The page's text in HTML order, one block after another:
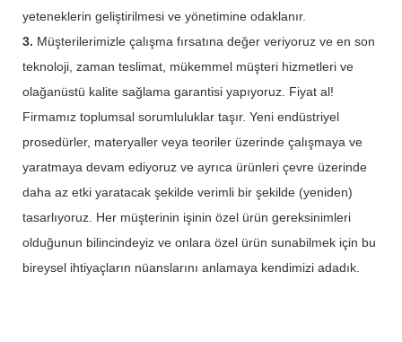
yeteneklerin geliştirilmesi ve yönetimine odaklanır.
3. Müşterilerimizle çalışma fırsatına değer veriyoruz ve en son
teknoloji, zaman teslimat, mükemmel müşteri hizmetleri ve
olağanüstü kalite sağlama garantisi yapıyoruz. Fiyat al!
Firmamız toplumsal sorumluluklar taşır. Yeni endüstriyel
prosedürler, materyaller veya teoriler üzerinde çalışmaya ve
yaratmaya devam ediyoruz ve ayrıca ürünleri çevre üzerinde
daha az etki yaratacak şekilde verimli bir şekilde (yeniden)
tasarlıyoruz. Her müşterinin işinin özel ürün gereksinimleri
olduğunun bilincindeyiz ve onlara özel ürün sunabilmek için bu
bireysel ihtiyaçların nüanslarını anlamaya kendimizi adadık.